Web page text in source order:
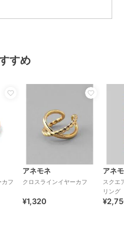
ア
すめ
カフ
アネモネ
クロスラインイヤーカフ
¥1,320
アネ
スクエ
リング